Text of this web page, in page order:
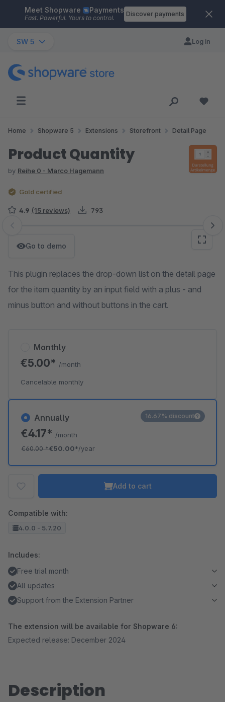
Skip to main content
Meet Shopware Payments
Fast. Powerful. Yours to control.
Discover payments
SW 5 Log in
Home Shopware 5 Extensions Storefront Detail Page
Product Quantity
by Reihe 0 - Marco Hagemann
Gold certified
4.9 (15 reviews) 793
Skip image gallery
Go to demo
This plugin replaces the drop-down list on the detail page
for the item quantity by an input field with a plus - and
minus button and without buttons in the cart.
Annually
€4.17* /month
€60.00*€50.00*/year
16.67% discount
Monthly
€5.00* /month
Cancelable monthly
Add to cart
Compatible with:
4.0.0 - 5.7.20
Includes:
Free trial month
All updates
Support from the Extension Partner
The extension will be available for Shopware 6:
Expected release: December 2024
Description